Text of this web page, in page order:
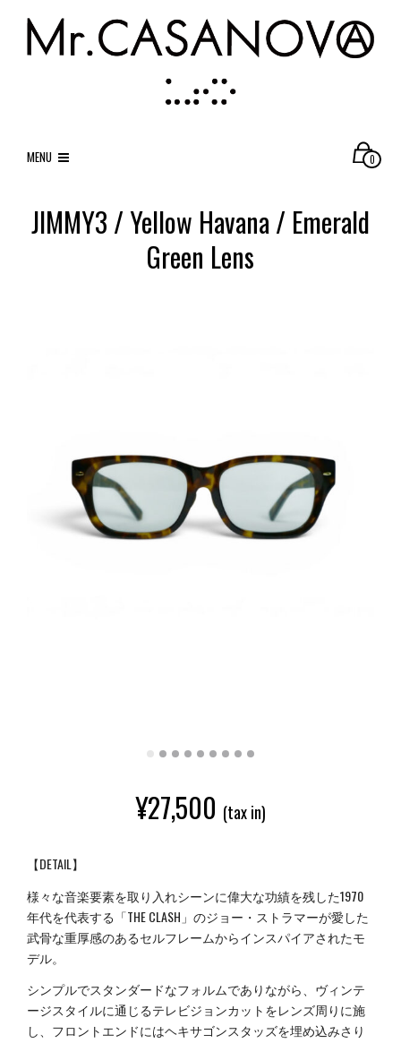
MENU 0
JIMMY3 / Yellow Havana / Emerald
Green Lens
¥27,500 (tax in)
【DETAIL】
様々な音楽要素を取り入れシーンに偉大な功績を残した1970
年代を代表する「THE CLASH」のジョー・ストラマーが愛した
武骨な重厚感のあるセルフレームからインスパイアされたモ
デル。
シンプルでスタンダードなフォルムでありながら、ヴィンテ
ージスタイルに通じるテレビジョンカットをレンズ周りに施
し、フロントエンドにはヘキサゴンスタッズを埋め込みさり